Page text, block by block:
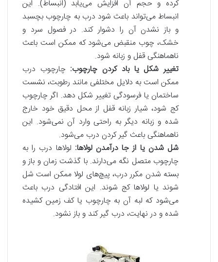
کرده و حجم آن افزایش می‌یابد (انبساط). این
انبساط می‌تواند باعث شود درب به چارچوب بچسبد
و باز نشدن آن را دشوار کند. در فصول سرد و
خشک، چوب منقبض می‌شود که ممکن است باعث
ناهماهنگی قفل و زبانه شود.
تغییر شکل یا باد کردن چارچوب: چارچوب درب
ممکن است به دلایل مختلفی مانند رطوبت، نشست
ساختمان یا فرسودگی تغییر شکل دهد. اگر چارچوب
کج شود، شیار زبانه قفل از محل دقیق خود خارج
شده و زبانه دیگر به راحتی وارد آن نمی‌شود. این
ناهماهنگی باعث گیر کردن درب می‌شود.
شل شدن یا از جا درآمدن لولاها: لولاها درب را به
چارچوب متصل نگه می‌دارند. با گذشت زمان و باز و
بسته شدن مکرر درب، پیچ‌های لولا ممکن است شل
شوند یا لولاها کج شوند. این افتادگی درب باعث
می‌شود که لبه آن به چارچوب یا کف زمین کشیده
شده و در نهایت، درب گیر کند و باز نشود.